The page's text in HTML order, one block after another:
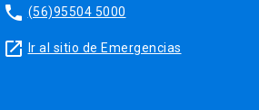
phone (56)95504 5000
launch Ir al sitio de Emergencias